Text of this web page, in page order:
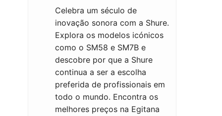
Celebra um século de
inovação sonora com a Shure.
Explora os modelos icónicos
como o SM58 e SM7B e
descobre por que a Shure
continua a ser a escolha
preferida de profissionais em
todo o mundo. Encontra os
melhores preços na Egitana